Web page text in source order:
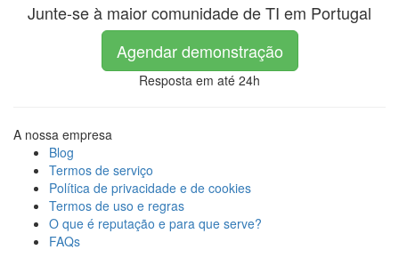
Junte-se à maior comunidade de TI em Portugal
Agendar demonstração
Resposta em até 24h
A nossa empresa
Blog
Termos de serviço
Política de privacidade e de cookies
Termos de uso e regras
O que é reputação e para que serve?
FAQs